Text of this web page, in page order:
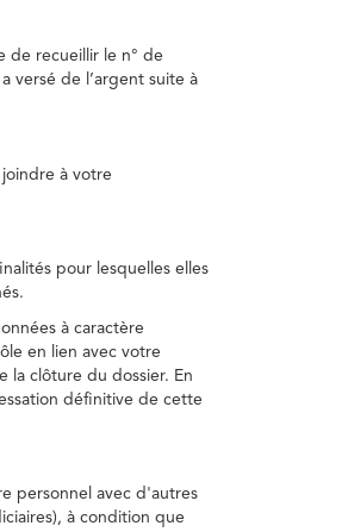
de recueillir le n° de
versé de l’argent suite à
à votre
pour lesquelles elles
à caractère
en lien avec votre
la clôture du dossier. En
définitive de cette
personnel avec d'autres
à condition que